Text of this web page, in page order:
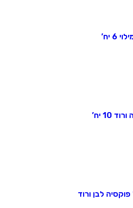
יח’
יח’
לבן ורוד